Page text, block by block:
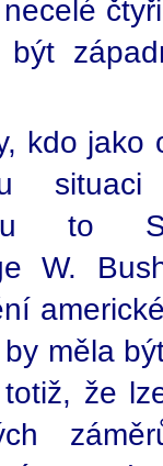
kdo jako
to
W.
měla
že